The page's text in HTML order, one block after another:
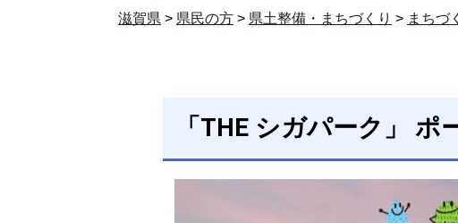
滋賀県 > 県民の方 > 県土整備・まちづくり > まちづ
「THE シガパーク」 ポ